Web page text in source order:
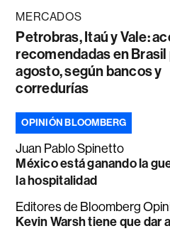
MERCADOS
Petrobras, Itaú y Vale:
recomendadas en Brasil
agosto, según bancos y
corredurías
OPINIÓN BLOOMBERG
Juan Pablo Spinetto
México está ganando la
la hospitalidad
Editores de Bloomberg
Kevin Warsh tiene que dar